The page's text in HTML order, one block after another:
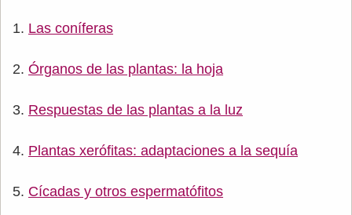
Las coníferas
Órganos de las plantas: la hoja
Respuestas de las plantas a la luz
Plantas xerófitas: adaptaciones a la sequía
Cícadas y otros espermatófitos